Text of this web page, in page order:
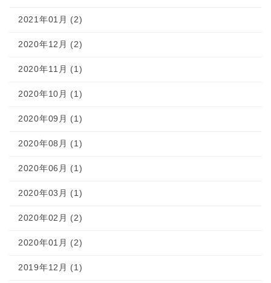
2021年01月 (2)
2020年12月 (2)
2020年11月 (1)
2020年10月 (1)
2020年09月 (1)
2020年08月 (1)
2020年06月 (1)
2020年03月 (1)
2020年02月 (2)
2020年01月 (2)
2019年12月 (1)